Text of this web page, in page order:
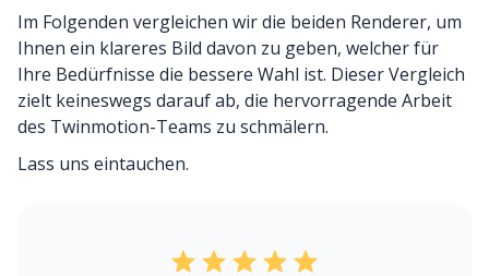
Im Folgenden vergleichen wir die beiden Renderer, um
Ihnen ein klareres Bild davon zu geben, welcher für
Ihre Bedürfnisse die bessere Wahl ist. Dieser Vergleich
zielt keineswegs darauf ab, die hervorragende Arbeit
des Twinmotion-Teams zu schmälern.
Lass uns eintauchen.